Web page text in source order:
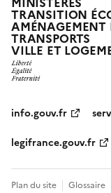
TRANSITION
AMÉNAGEMENT
TRANSPORTS
VILLE ET
info.gouv.fr
legifrance.gouv.fr
Plan du site Glossaire